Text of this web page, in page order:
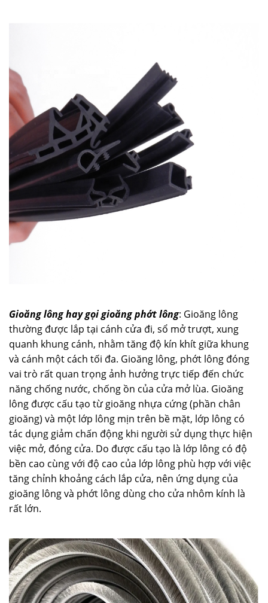
Gioăng lông hay gọi gioăng phớt lông: Gioăng lông
thường được lắp tại cánh cửa đi, sổ mở trượt, xung
quanh khung cánh, nhằm tăng độ kín khít giữa khung
và cánh một cách tối đa. Gioăng lông, phớt lông đóng
vai trò rất quan trọng ảnh hưởng trực tiếp đến chức
năng chống nước, chống ồn của cửa mở lùa. Gioăng
lông được cấu tạo từ gioăng nhựa cứng (phần chân
gioăng) và một lớp lông mịn trên bề mặt, lớp lông có
tác dụng giảm chấn động khi người sử dụng thực hiện
việc mở, đóng cửa. Do được cấu tạo là lớp lông có độ
bền cao cùng với độ cao của lớp lông phù hợp với việc
tăng chỉnh khoảng cách lắp cửa, nên ứng dụng của
gioăng lông và phớt lông dùng cho cửa nhôm kính là
rất lớn.